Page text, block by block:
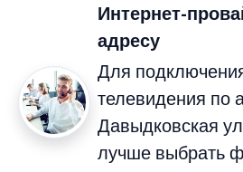
Интернет-
адресу
Для
телевидения по
Давыдковская
лучше выбрать